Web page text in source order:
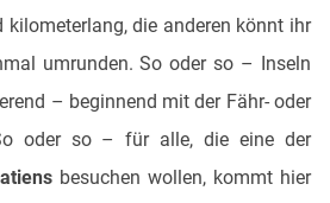
kilometerlang, die anderen könnt ihr
umrunden. So oder so – Inseln
– beginnend mit der Fähr- oder
oder so – für alle, die eine der
besuchen wollen, kommt hier